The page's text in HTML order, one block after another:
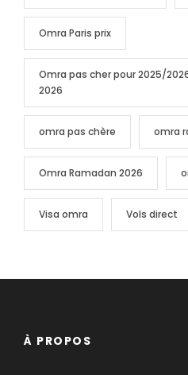
Omra Paris prix
Omra pas cher pour 2025/
2026
omra pas chère omra
Omra Ramadan 2026
Visa omra Vols direct
À PROPOS